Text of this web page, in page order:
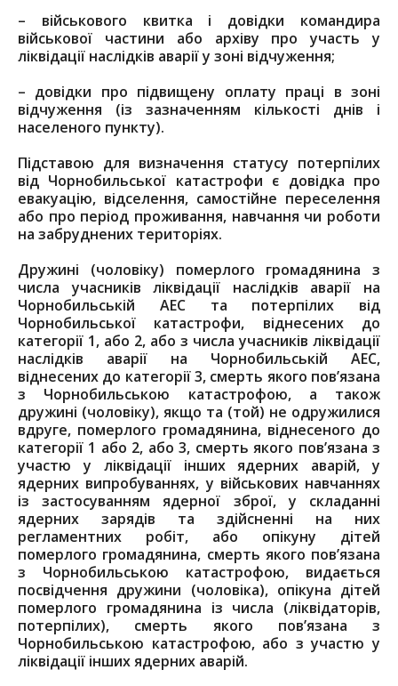
– військового квитка і довідки командира
військової частини або архіву про участь у
ліквідації наслідків аварії у зоні відчуження;
– довідки про підвищену оплату праці в зоні
відчуження (із зазначенням кількості днів і
населеного пункту).
Підставою для визначення статусу потерпілих
від Чорнобильської катастрофи є довідка про
евакуацію, відселення, самостійне переселення
або про період проживання, навчання чи роботи
на забруднених територіях.
Дружині (чоловіку) померлого громадянина з
числа учасників ліквідації наслідків аварії на
Чорнобильській АЕС та потерпілих від
Чорнобильської катастрофи, віднесених до
категорії 1, або 2, або з числа учасників ліквідації
наслідків аварії на Чорнобильській АЕС,
віднесених до категорії 3, смерть якого пов’язана
з Чорнобильською катастрофою, а також
дружині (чоловіку), якщо та (той) не одружилися
вдруге, померлого громадянина, віднесеного до
категорії 1 або 2, або 3, смерть якого пов’язана з
участю у ліквідації інших ядерних аварій, у
ядерних випробуваннях, у військових навчаннях
із застосуванням ядерної зброї, у складанні
ядерних зарядів та здійсненні на них
регламентних робіт, або опікуну дітей
померлого громадянина, смерть якого пов’язана
з Чорнобильською катастрофою, видається
посвідчення дружини (чоловіка), опікуна дітей
померлого громадянина із числа (ліквідаторів,
потерпілих), смерть якого пов’язана з
Чорнобильською катастрофою, або з участю у
ліквідації інших ядерних аварій.